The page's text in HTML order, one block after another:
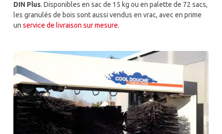
DIN Plus. Disponibles en sac de 15 kg ou en palette de 72 sacs,
les granulés de bois sont aussi vendus en vrac, avec en prime
unservice de livraison sur mesure.